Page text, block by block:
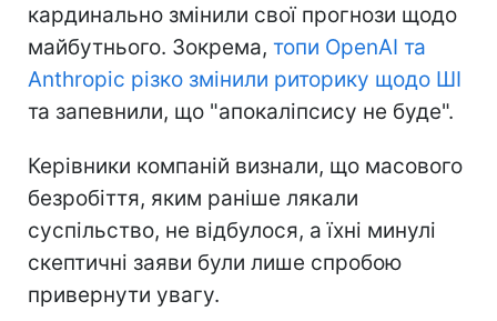
кардинально змінили свої прогнози щодо
майбутнього. Зокрема, топи OpenAI та
Anthropic різко змінили риторику щодо ШІ
та запевнили, що "апокаліпсису не буде".
Керівники компаній визнали, що масового
безробіття, яким раніше лякали
суспільство, не відбулося, а їхні минулі
скептичні заяви були лише спробою
привернути увагу.